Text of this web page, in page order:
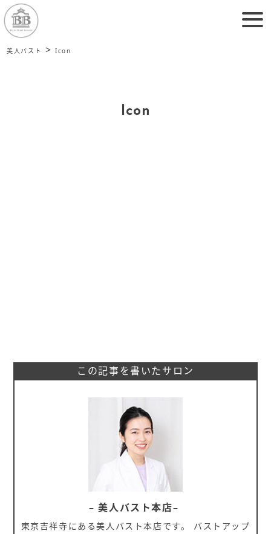
美人バスト >Icon
Icon
この記事を書いたサロン
– 美人バスト本店–
東京吉祥寺にある美人バスト本店です。 バストアップ